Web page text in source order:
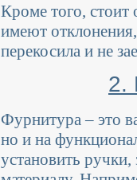
Кроме того, стоит
имеют
перекосила и не
2.
Фурнитура – это
но и на
установить